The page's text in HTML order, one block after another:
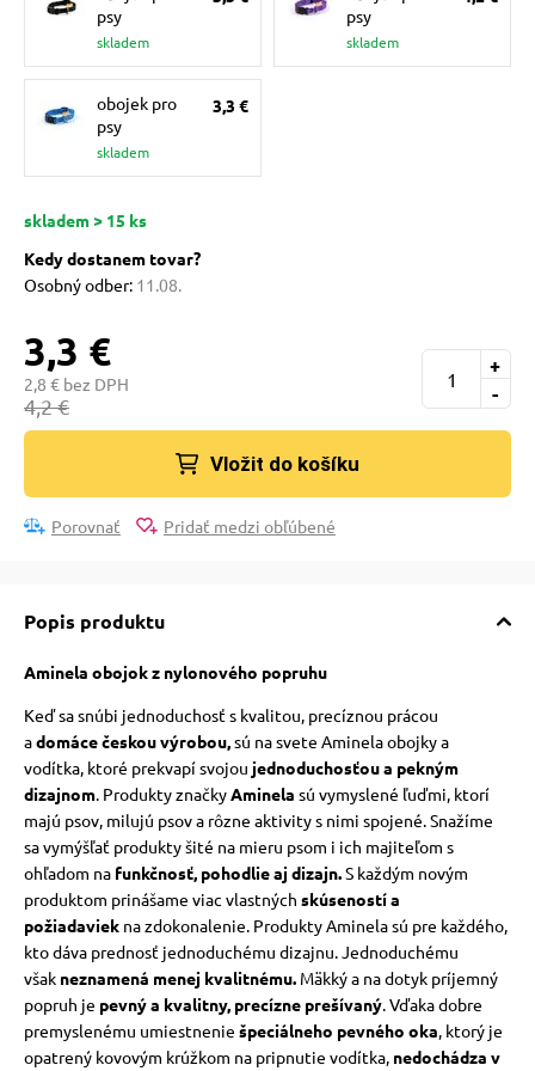
ohlávky
so psom
mačky
podložky
poukazy
psy
skladem
psy
skladem
obojek pro
psy
skladem
3,3 €
skladem > 15 ks
Kedy dostanem tovar?
Osobný odber: 11.08.
3,3 €
2,8 € bez DPH
4,2 € -
+
Vložit do košíku
Porovnať Pridať medzi obľúbené
Popis produktu
Aminela obojok z nylonového popruhu
Keď sa snúbi jednoduchosť s kvalitou, precíznou prácou
adomáce českou výrobou,sú na svete Aminela obojky a
vodítka, ktoré prekvapí svojou jednoduchosťou a pekným
dizajnom. Produkty značkyAminela sú vymyslené ľuďmi, ktorí
majú psov, milujú psov a rôzne aktivity s nimi spojené.Snažíme
sa vymýšľať produkty šité na mieru psom i ich majiteľom s
ohľadom na funkčnosť, pohodlie aj dizajn.S každým novým
produktom prinášame viac vlastných skúseností a
požiadaviek na zdokonalenie. Produkty Aminela sú pre každého,
kto dáva prednosť jednoduchému dizajnu.Jednoduchému
však neznamená menej kvalitnému. Mäkký a na dotyk príjemný
popruh je pevný a kvalitny, precízne prešívaný.Vďaka dobre
premyslenému umiestnenie špeciálneho pevného oka, ktorý je
opatrený kovovým krúžkom na pripnutie vodítka, nedochádza v